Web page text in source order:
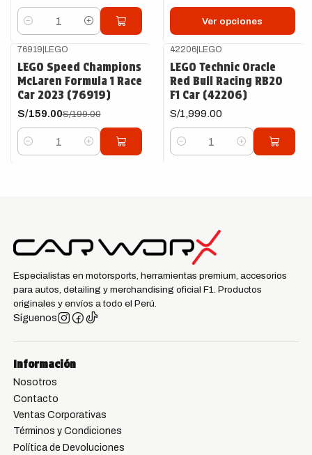
Cantidad
Ver opciones
76919|LEGO
LEGO Speed Champions
McLaren Formula 1 Race
Car 2023 (76919)
S/159.00S/199.00
Cantidad
42206|LEGO
LEGO Technic Oracle
Red Bull Racing RB20
F1 Car (42206)
S/1,999.00
Cantidad
Especialistas en motorsports, herramientas premium, accesorios
para autos, detailing y merchandising oficial F1. Productos
originales y envíos a todo el Perú.
Síguenos
Información
Nosotros
Contacto
Ventas Corporativas
Términos y Condiciones
Política de Devoluciones